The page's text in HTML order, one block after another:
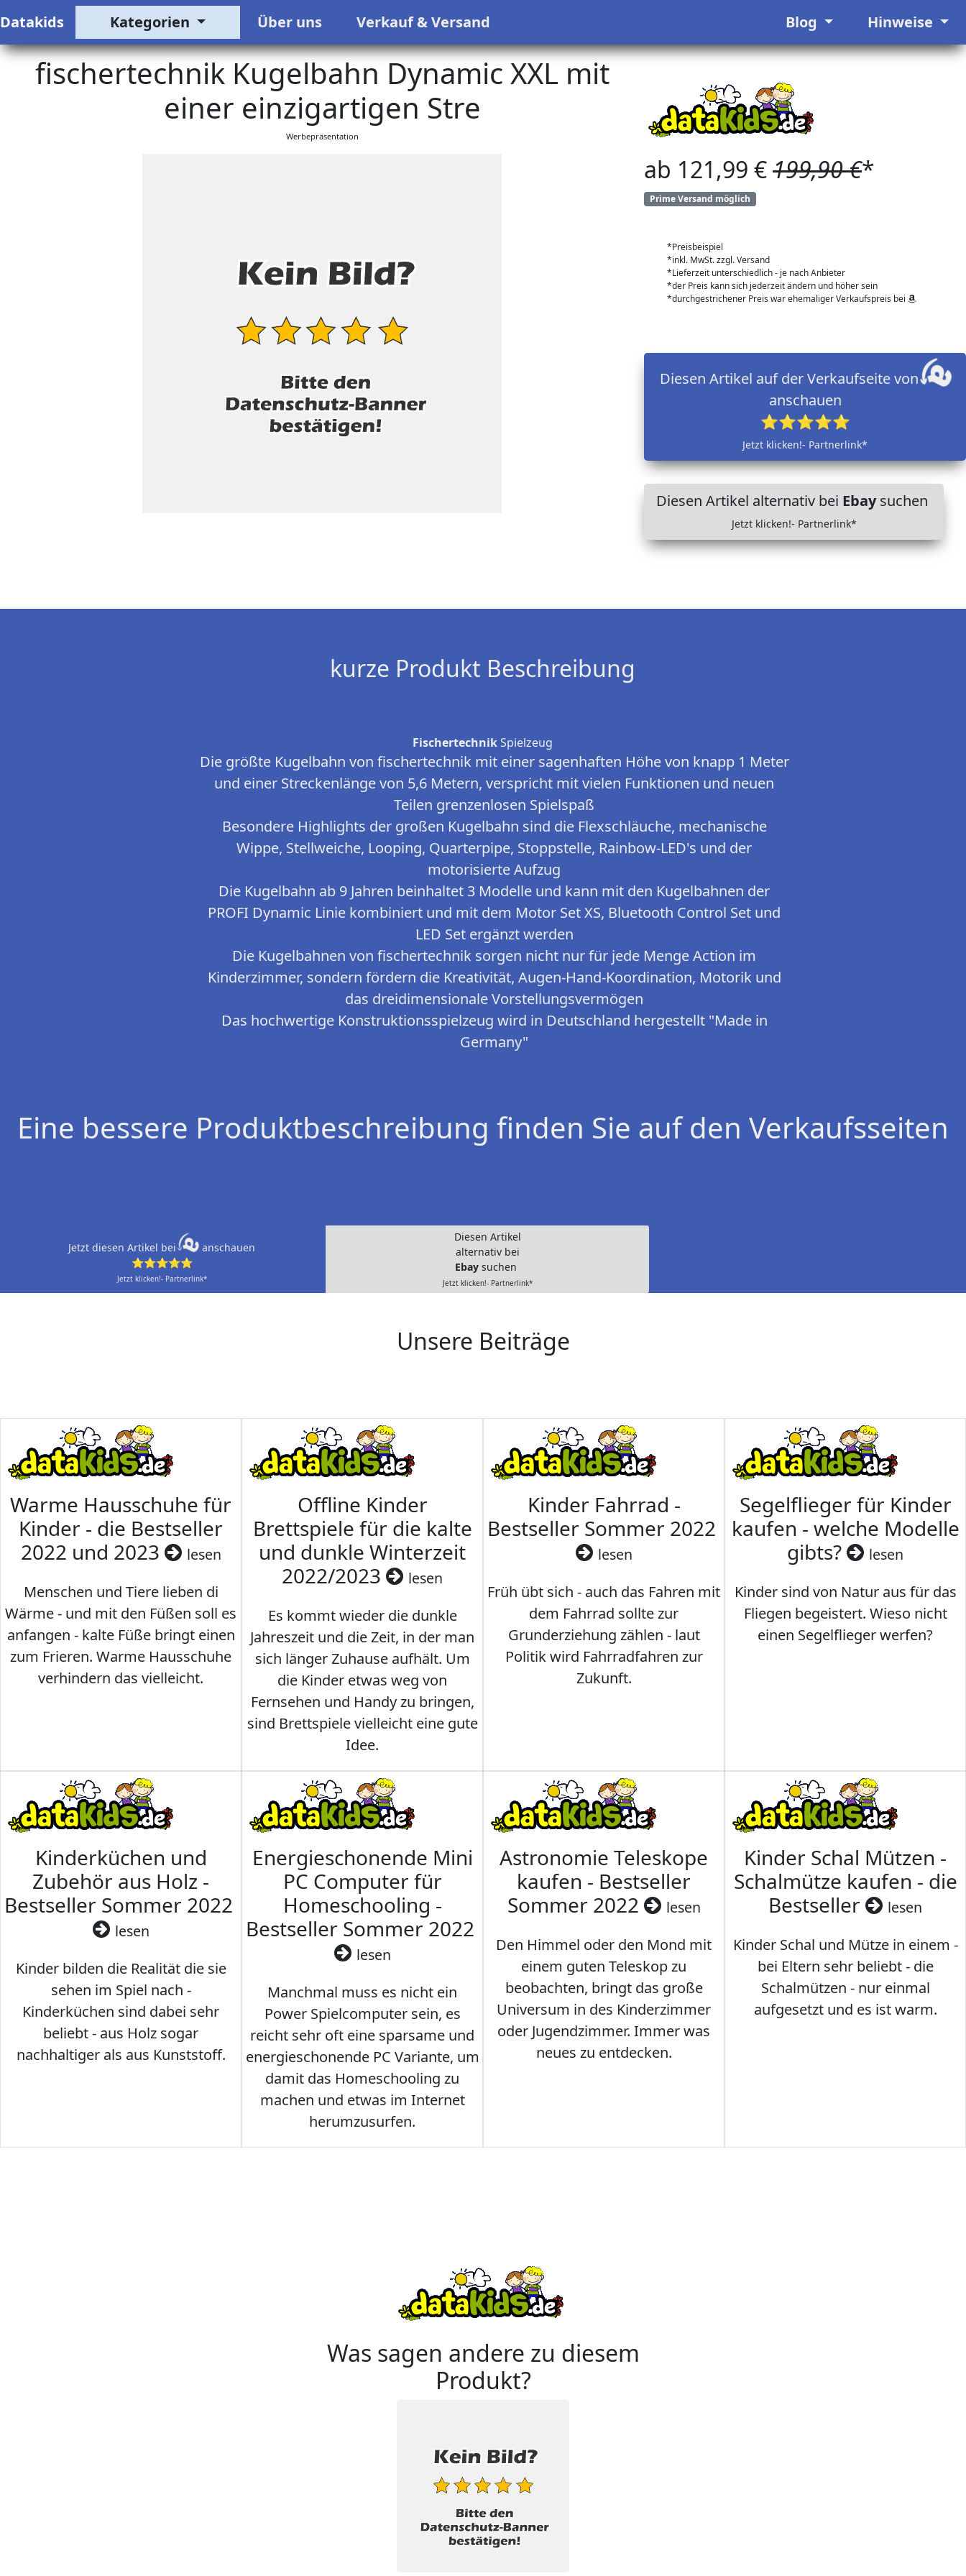
Datakids Kategorien Über uns Verkauf & Versand Blog Hinweise
fischertechnik Kugelbahn Dynamic XXL mit
einer einzigartigen Stre
Werbepräsentation
ab 121,99 €199,90 €*
Prime Versand möglich
*Preisbeispiel
*inkl. MwSt. zzgl. Versand
*Lieferzeit unterschiedlich - je nach Anbieter
*der Preis kann sich jederzeit ändern und höher sein
*durchgestrichener Preis war ehemaliger Verkaufspreis bei
Diesen Artikel auf der Verkaufseite von
anschauen
⭐⭐⭐⭐⭐
Jetzt klicken!- Partnerlink*
Diesen Artikel alternativ bei Ebaysuchen
Jetzt klicken!- Partnerlink*
kurze Produkt Beschreibung
FischertechnikSpielzeug
Die größte Kugelbahn von fischertechnik mit einer sagenhaften Höhe von knapp 1 Meter
und einer Streckenlänge von 5,6 Metern, verspricht mit vielen Funktionen und neuen
Teilen grenzenlosen Spielspaß
Besondere Highlights der großen Kugelbahn sind die Flexschläuche, mechanische
Wippe, Stellweiche, Looping, Quarterpipe, Stoppstelle, Rainbow-LED's und der
motorisierte Aufzug
Die Kugelbahn ab 9 Jahren beinhaltet 3 Modelle und kann mit den Kugelbahnen der
PROFI Dynamic Linie kombiniert und mit dem Motor Set XS, Bluetooth Control Set und
LED Set ergänzt werden
Die Kugelbahnen von fischertechnik sorgen nicht nur für jede Menge Action im
Kinderzimmer, sondern fördern die Kreativität, Augen-Hand-Koordination, Motorik und
das dreidimensionale Vorstellungsvermögen
Das hochwertige Konstruktionsspielzeug wird in Deutschland hergestellt "Made in
Germany"
Eine bessere Produktbeschreibung finden Sie auf den Verkaufsseiten
Jetzt diesen Artikel bei
anschauen
⭐⭐⭐⭐⭐
Jetzt klicken!- Partnerlink*
Diesen Artikel
alternativ bei
Ebay suchen
Jetzt klicken!- Partnerlink*
Unsere Beiträge
Warme Hausschuhe für
Kinder - die Bestseller
2022 und 2023
lesen
Menschen und Tiere lieben di
Wärme - und mit den Füßen soll es
anfangen - kalte Füße bringt einen
zum Frieren. Warme Hausschuhe
verhindern das vielleicht.
Offline Kinder
Brettspiele für die kalte
und dunkle Winterzeit
2022/2023
lesen
Es kommt wieder die dunkle
Jahreszeit und die Zeit, in der man
sich länger Zuhause aufhält. Um
die Kinder etwas weg von
Fernsehen und Handy zu bringen,
sind Brettspiele vielleicht eine gute
Idee.
Kinder Fahrrad -
Bestseller Sommer 2022
lesen
Früh übt sich - auch das Fahren mit
dem Fahrrad sollte zur
Grunderziehung zählen - laut
Politik wird Fahrradfahren zur
Zukunft.
Segelflieger für Kinder
kaufen - welche Modelle
gibts?
lesen
Kinder sind von Natur aus für das
Fliegen begeistert. Wieso nicht
einen Segelflieger werfen?
Kinderküchen und
Zubehör aus Holz -
Bestseller Sommer 2022
lesen
Kinder bilden die Realität die sie
sehen im Spiel nach -
Kinderküchen sind dabei sehr
beliebt - aus Holz sogar
nachhaltiger als aus Kunststoff.
Energieschonende Mini
PC Computer für
Homeschooling -
Bestseller Sommer 2022
lesen
Manchmal muss es nicht ein
Power Spielcomputer sein, es
reicht sehr oft eine sparsame und
energieschonende PC Variante, um
damit das Homeschooling zu
machen und etwas im Internet
herumzusurfen.
Astronomie Teleskope
kaufen - Bestseller
Sommer 2022
lesen
Den Himmel oder den Mond mit
einem guten Teleskop zu
beobachten, bringt das große
Universum in des Kinderzimmer
oder Jugendzimmer. Immer was
neues zu entdecken.
Kinder Schal Mützen -
Schalmütze kaufen - die
Bestseller
lesen
Kinder Schal und Mütze in einem -
bei Eltern sehr beliebt - die
Schalmützen - nur einmal
aufgesetzt und es ist warm.
Was sagen andere zu diesem
Produkt?